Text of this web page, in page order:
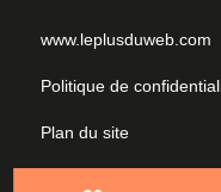
www.leplusduweb.com
Politique de
Plan du site